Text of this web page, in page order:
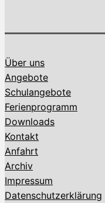
Über uns
Angebote
Schulangebote
Ferienprogramm
Downloads
Kontakt
Anfahrt
Archiv
Impressum
Datenschutzerklärung